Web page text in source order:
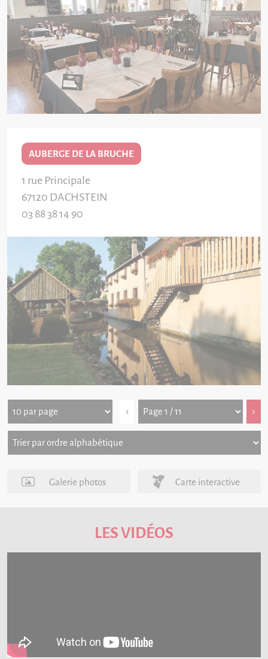
AUBERGE DE LA BRUCHE
1 rue Principale
67120 DACHSTEIN
03 88 38 14 90
‹ ›
Galerie photos Carte interactive
LES VIDÉOS